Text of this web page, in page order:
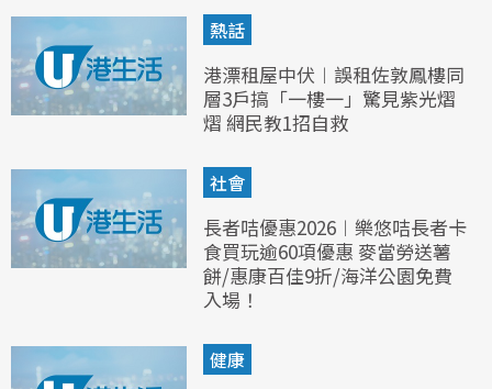
熱話
港漂租屋中伏︱誤租佐敦鳳樓同
層3戶搞「一樓一」驚見紫光熠
熠 網民教1招自救
社會
長者咭優惠2026︱樂悠咭長者卡
食買玩逾60項優惠 麥當勞送薯
餅/惠康百佳9折/海洋公園免費
入場！
健康